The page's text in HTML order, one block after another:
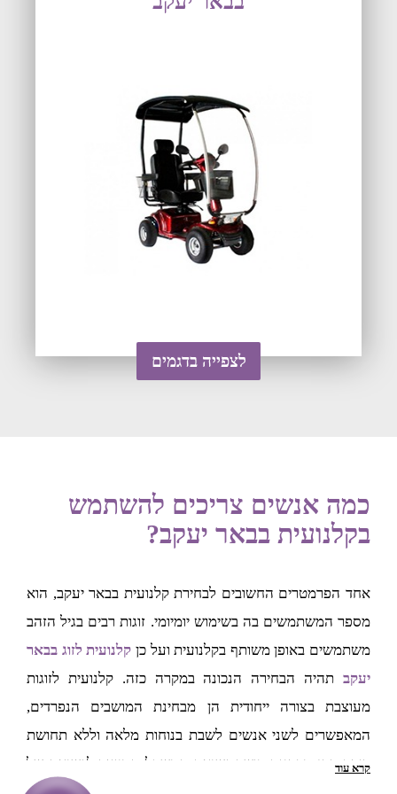
לצפייה בדגמים
כמה אנשים צריכים להשתמש
בקלנועית בבאר יעקב?
אחד הפרמטרים החשובים לבחירת קלנועית בבאר יעקב, הוא
מספר המשתמשים בה בשימוש יומיומי. זוגות רבים בגיל הזהב
משתמשים באופן משותף בקלנועית ועל כן קלנועית לזוג בבאר
יעקב תהיה הבחירה הנכונה במקרה כזה. קלנועית לזוגות
מעוצבת בצורה ייחודית הן מבחינת המושבים הנפרדים,
המאפשרים לשני אנשים לשבת בנוחות מלאה וללא תחושת
דוחק, והן מבחינת כושר נשיאת המשקל המיועד לנשיאה של
קרא עוד